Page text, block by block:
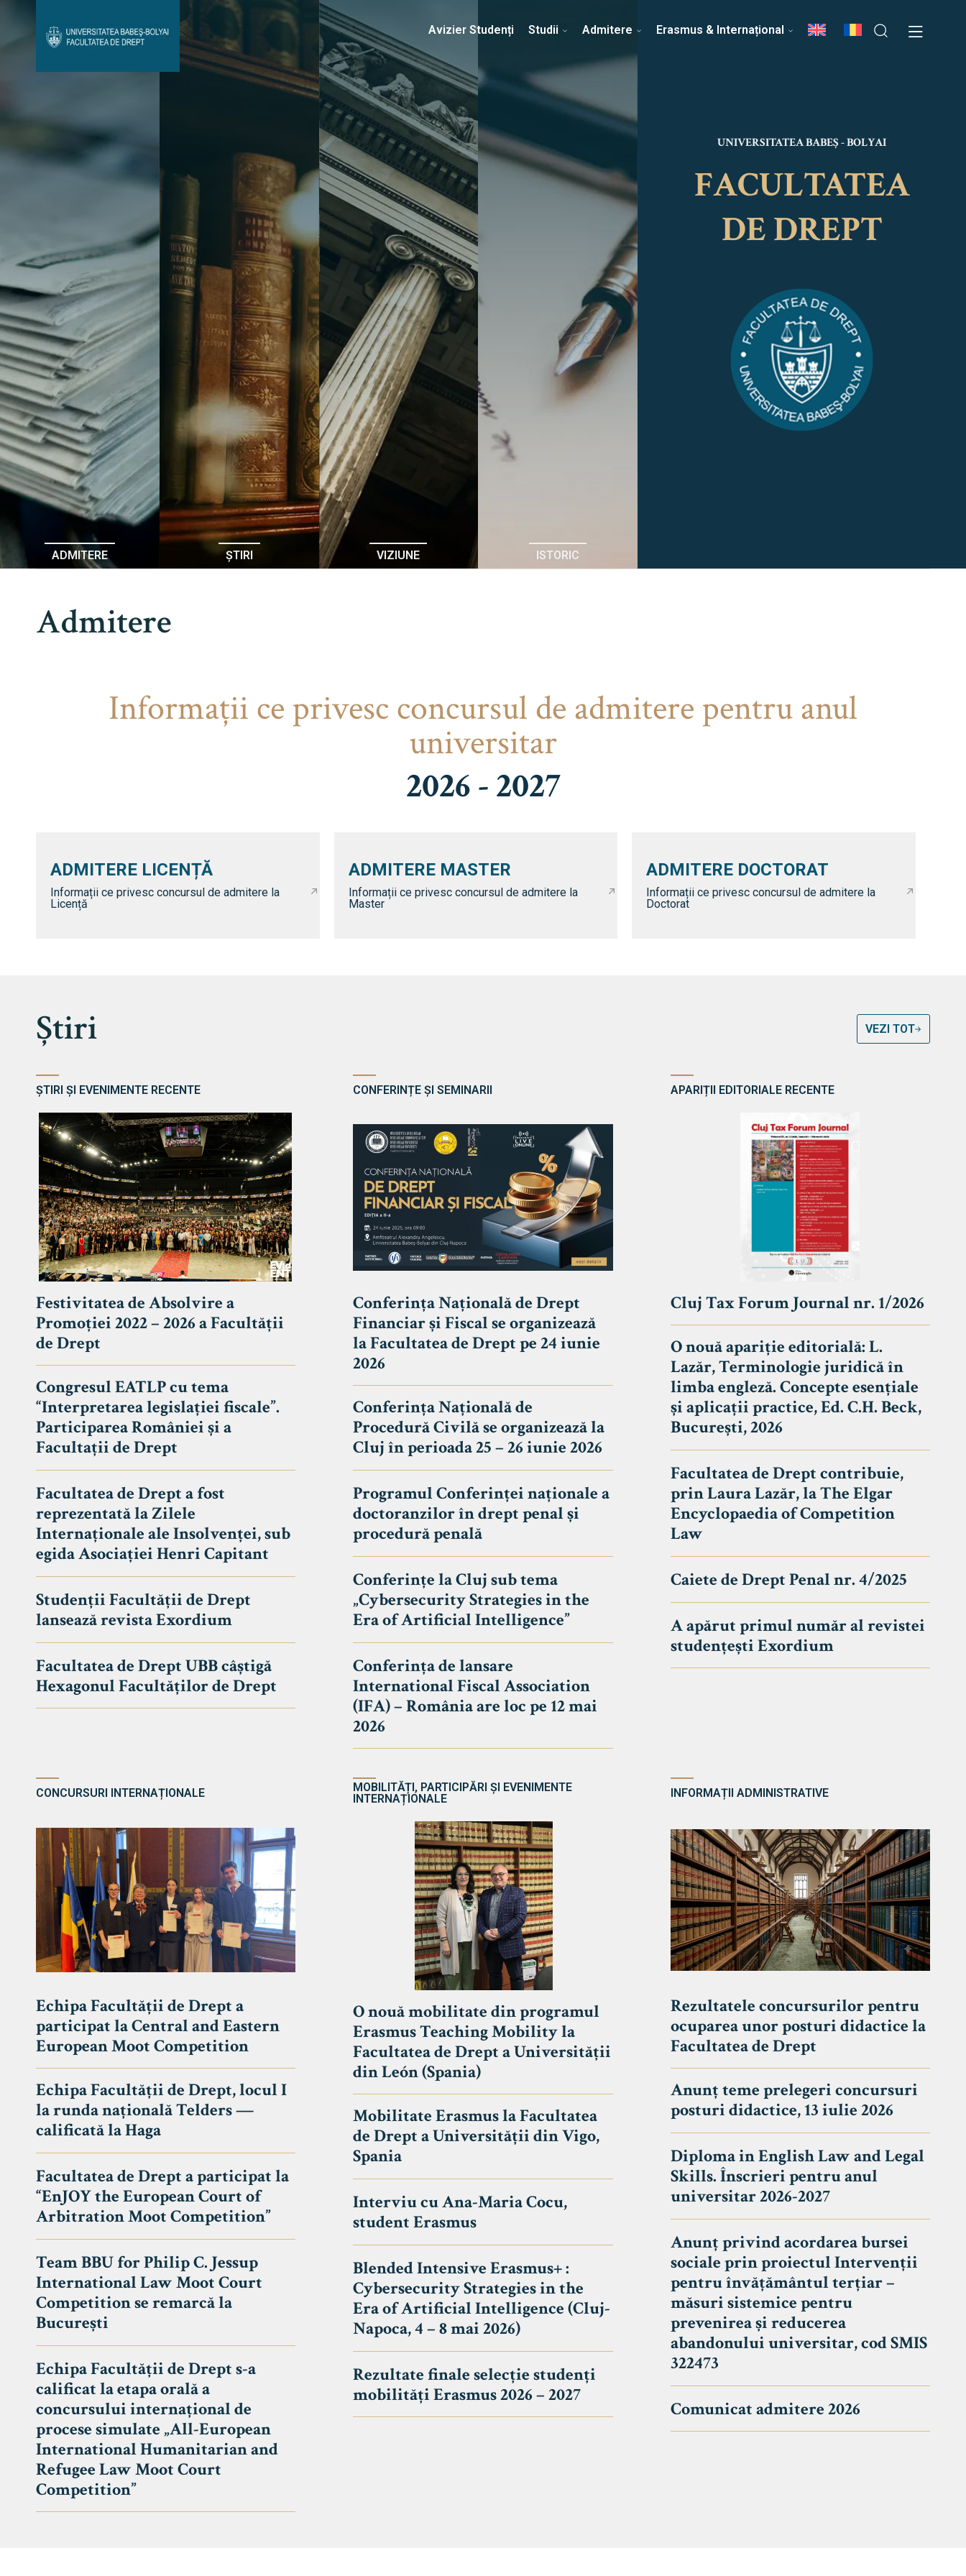
Avizier Studenți Admitere Erasmus & Internațional Despre Facultate Știri Echipa Facultății
Contact
UNIVERSITATEA BABEȘ - BOLYAI
FACULTATEA
DE DREPT
Avizier Studenți
Studii
Admitere
Erasmus & Internațional
Știri
Echipa Facultății
Bibliotecă & Reviste
Avizier Studenți Studii Admitere Erasmus & Internațional
ADMITERE ȘTIRI VIZIUNE ISTORIC
UNIVERSITATEA BABEȘ - BOLYAI
FACULTATEA
DE DREPT
Admitere
Informaţii ce privesc concursul de admitere pentru anul
universitar
2026 - 2027
ADMITERE LICENȚĂ
Informații ce privesc concursul de admitere la
Licență
ADMITERE MASTER
Informații ce privesc concursul de admitere la
Master
ADMITERE DOCTORAT
Informații ce privesc concursul de admitere la
Doctorat
Știri VEZI TOT
ȘTIRI ȘI EVENIMENTE RECENTE
Festivitatea de Absolvire a
Promoției 2022 – 2026 a Facultății
de Drept
Congresul EATLP cu tema
“Interpretarea legislației fiscale”.
Participarea României și a
Facultații de Drept
Facultatea de Drept a fost
reprezentată la Zilele
Internaționale ale Insolvenței, sub
egida Asociației Henri Capitant
Studenții Facultății de Drept
lansează revista Exordium
Facultatea de Drept UBB câștigă
Hexagonul Facultăților de Drept
CONFERINȚE ȘI SEMINARII
Conferința Națională de Drept
Financiar și Fiscal se organizează
la Facultatea de Drept pe 24 iunie
2026
Conferința Națională de
Procedură Civilă se organizează la
Cluj în perioada 25 – 26 iunie 2026
Programul Conferinței naționale a
doctoranzilor în drept penal și
procedură penală
Conferințe la Cluj sub tema
„Cybersecurity Strategies in the
Era of Artificial Intelligence”
Conferința de lansare
International Fiscal Association
(IFA) – România are loc pe 12 mai
2026
APARIȚII EDITORIALE RECENTE
Cluj Tax Forum Journal nr. 1/2026
O nouă apariție editorială: L.
Lazăr, Terminologie juridică în
limba engleză. Concepte esențiale
și aplicații practice, Ed. C.H. Beck,
București, 2026
Facultatea de Drept contribuie,
prin Laura Lazăr, la The Elgar
Encyclopaedia of Competition
Law
Caiete de Drept Penal nr. 4/2025
A apărut primul număr al revistei
studențești Exordium
CONCURSURI INTERNAȚIONALE
Echipa Facultății de Drept a
participat la Central and Eastern
European Moot Competition
Echipa Facultății de Drept, locul I
la runda națională Telders —
calificată la Haga
Facultatea de Drept a participat la
“EnJOY the European Court of
Arbitration Moot Competition”
Team BBU for Philip C. Jessup
International Law Moot Court
Competition se remarcă la
București
Echipa Facultății de Drept s-a
calificat la etapa orală a
concursului internațional de
procese simulate „All-European
International Humanitarian and
Refugee Law Moot Court
Competition”
MOBILITĂȚI, PARTICIPĂRI ȘI EVENIMENTE
INTERNAȚIONALE
O nouă mobilitate din programul
Erasmus Teaching Mobility la
Facultatea de Drept a Universității
din León (Spania)
Mobilitate Erasmus la Facultatea
de Drept a Universității din Vigo,
Spania
Interviu cu Ana-Maria Cocu,
student Erasmus
Blended Intensive Erasmus+ :
Cybersecurity Strategies in the
Era of Artificial Intelligence (Cluj-
Napoca, 4 – 8 mai 2026)
Rezultate finale selecție studenți
mobilități Erasmus 2026 – 2027
INFORMAȚII ADMINISTRATIVE
Rezultatele concursurilor pentru
ocuparea unor posturi didactice la
Facultatea de Drept
Anunț teme prelegeri concursuri
posturi didactice, 13 iulie 2026
Diploma in English Law and Legal
Skills. Înscrieri pentru anul
universitar 2026-2027
Anunț privind acordarea bursei
sociale prin proiectul Intervenții
pentru învățământul terțiar –
măsuri sistemice pentru
prevenirea și reducerea
abandonului universitar, cod SMIS
322473
Comunicat admitere 2026